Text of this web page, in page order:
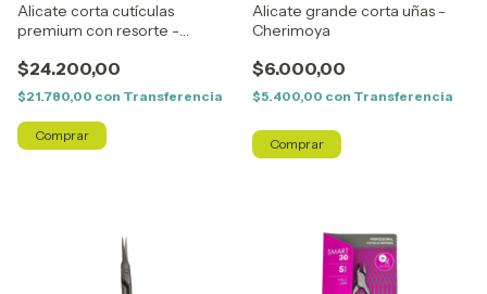
Alicate corta cutículas
premium con resorte -
$24.200,00
$21.780,00 con Transferencia
Alicate grande corta uñas -
Cherimoya
$6.000,00
$5.400,00 con Transferencia